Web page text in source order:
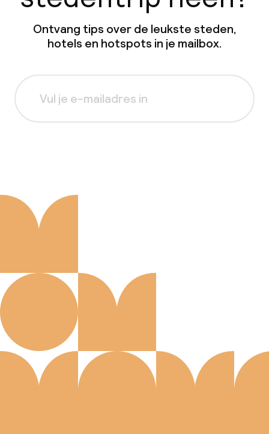
Ontvang tips over de leukste steden,
hotels en hotspots in je mailbox.